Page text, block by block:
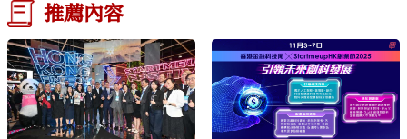
推薦內容